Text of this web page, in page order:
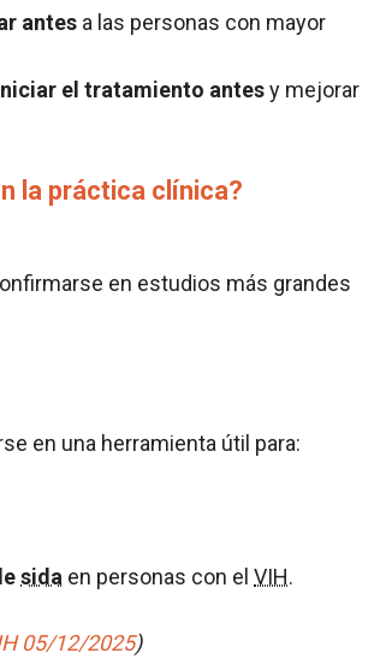
antes a las personas con mayor
el tratamiento antesy mejorar
la práctica clínica?
en estudios más grandes
en una herramienta útil para:
sida en personas con el VIH.
05/12/2025)